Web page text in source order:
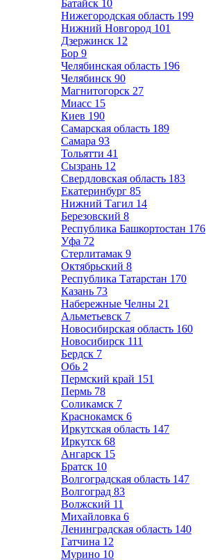
Батайск 10
Нижегородская область 199
Нижний Новгород 101
Дзержинск 12
Бор 9
Челябинская область 196
Челябинск 90
Магнитогорск 27
Миасс 15
Киев 190
Самарская область 189
Самара 93
Тольятти 41
Сызрань 12
Свердловская область 183
Екатеринбург 85
Нижний Тагил 14
Березовский 8
Республика Башкортостан 176
Уфа 72
Стерлитамак 9
Октябрьский 8
Республика Татарстан 170
Казань 73
Набережные Челны 21
Альметьевск 7
Новосибирская область 160
Новосибирск 111
Бердск 7
Обь 2
Пермский край 151
Пермь 78
Соликамск 7
Краснокамск 6
Иркутская область 147
Иркутск 68
Ангарск 15
Братск 10
Волгоградская область 147
Волгоград 83
Волжский 11
Михайловка 6
Ленинградская область 140
Гатчина 12
Мурино 10